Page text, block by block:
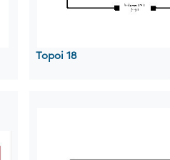
Topoi 18